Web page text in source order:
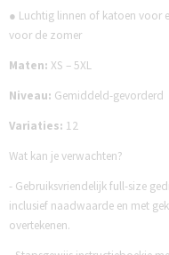
● Luchtig linnen of katoen voor
voor de zomer
Maten: XS – 5XL
Niveau: Gemiddeld-gevorderd
Variaties: 12
Wat kan je verwachten?
- Gebruiksvriendelijk full-size
inclusief naadwaarde en met
overtekenen.